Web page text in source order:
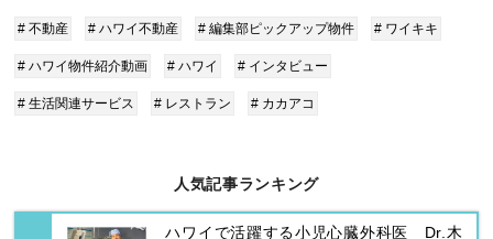
# 不動産 # ハワイ不動産 # 編集部ピックアップ物件 # ワイキキ
# ハワイ物件紹介動画 # ハワイ # インタビュー
# 生活関連サービス # レストラン # カカアコ
人気記事ランキング
ハワイで活躍する小児心臓外科医 Dr.木